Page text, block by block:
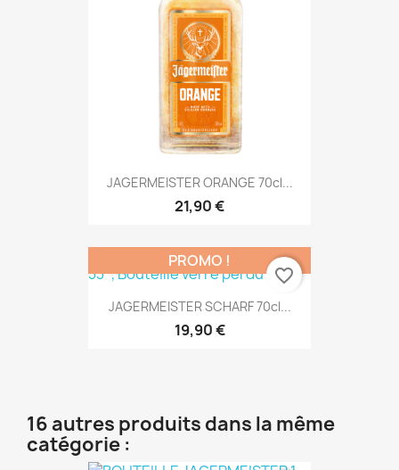
JAGERMEISTER ORANGE 70cl...
21,90 €
JAGERMEISTER SCHARF 70cl...
19,90 €
PROMO !
favorite_border
16 autres produits dans la même
catégorie :